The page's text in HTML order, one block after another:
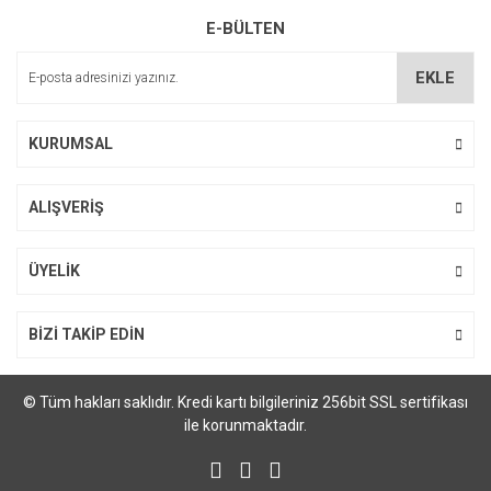
Ürün fiyatı diğer sitelerden daha pahalı.
E-BÜLTEN
EKLE
KURUMSAL
ALIŞVERİŞ
ÜYELİK
BİZİ TAKİP EDİN
© Tüm hakları saklıdır. Kredi kartı bilgileriniz 256bit SSL sertifikası
ile korunmaktadır.